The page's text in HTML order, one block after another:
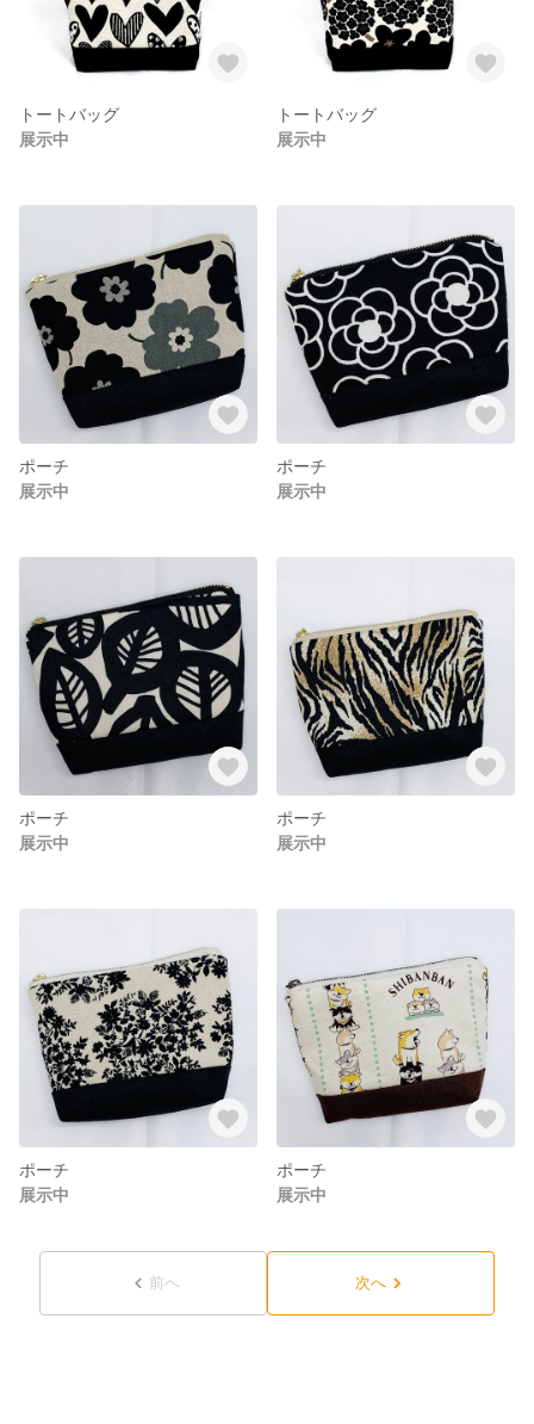
トートバッグ
展示中
トートバッグ
展示中
ポーチ
展示中
ポーチ
展示中
ポーチ
展示中
ポーチ
展示中
ポーチ
展示中
ポーチ
展示中
前へ 次へ